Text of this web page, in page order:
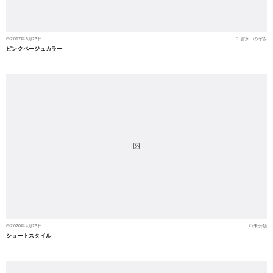
2017年6月23日 冨永 のぞみ
ピンクベージュカラー
2020年4月23日 未分類
ショートスタイル